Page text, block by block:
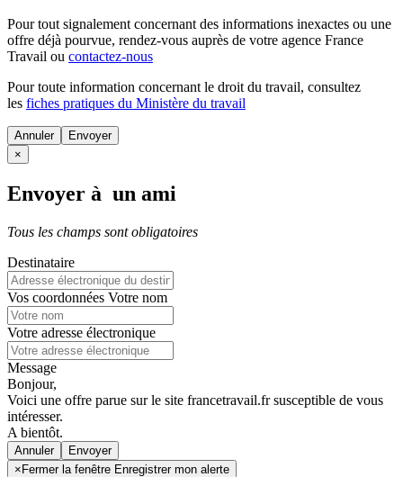
Pour tout signalement concernant des informations inexactes ou une
offre déjà pourvue, rendez-vous auprès de votre agence France
Travail ou contactez-nous
Pour toute information concernant le droit du travail, consultez
les fiches pratiques du Ministère du travail
Annuler
×
Envoyer à un ami
Tous les champs sont obligatoires
Destinataire
Vos coordonnées Votre nom
Votre adresse électronique
Message
Bonjour,
Voici une offre parue sur le site francetravail.fr susceptible de vous
intéresser.
A bientôt.
Annuler
× Fermer la fenêtre Enregistrer mon alerte